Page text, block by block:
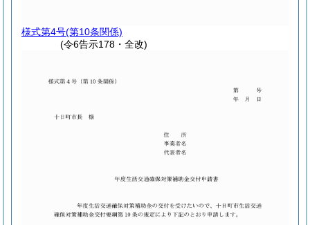
様式第4号(第10条関係)
(令6告示178・全改)